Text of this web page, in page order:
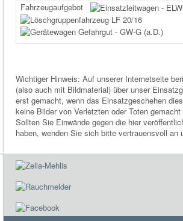
Fahrzeugaufgebot
Wichtiger Hinweis: Auf unserer Internetseite
(also auch mit Bildmaterial) über unser
erst gemacht, wenn das Einsatzgeschehen
keine Bilder von Verletzten oder Toten
Sollten Sie Einwände gegen die hier
haben, wenden Sie sich bitte vertrauensvoll an